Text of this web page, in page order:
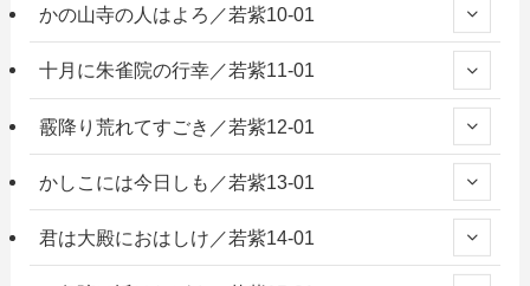
かの山寺の人はよろ／若紫10-01
十月に朱雀院の行幸／若紫11-01
霰降り荒れてすごき／若紫12-01
かしこには今日しも／若紫13-01
君は大殿におはしけ／若紫14-01